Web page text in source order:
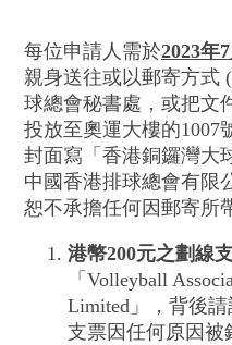
每位申請人需於2023年
親身送往或以郵寄方式
球總會秘書處，或把文
投放至奧運大樓的1007
封面寫「香港銅鑼灣大
中國香港排球總會有限
恕不承擔任何因郵寄所
港幣200元之劃線
「Volleyball
Limited」，背後
支票因任何原因被